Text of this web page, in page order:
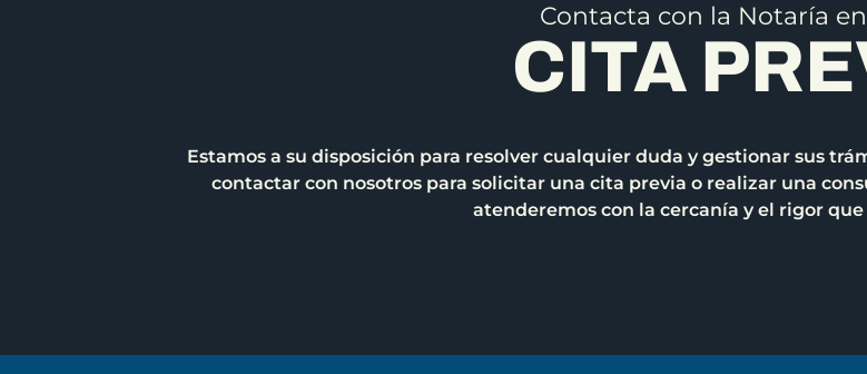
Contacta con la Notaría
CITA
Estamos a su disposición para resolver cualquier duda y gestionar sus
contactar con nosotros para solicitar una cita previa o realizar una
atenderemos con la cercanía y el rigor